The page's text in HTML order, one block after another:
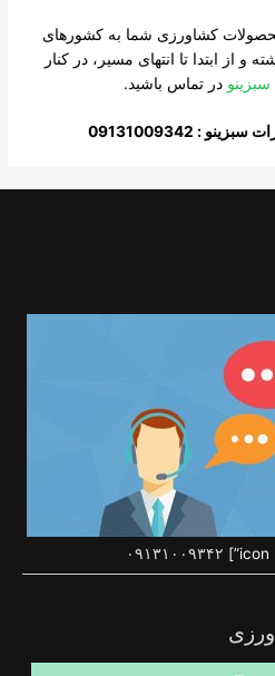
کشاورزی شما به کشورهای
از ابتدا تا انتهای مسیر، در کنار
سبزینو در تماس باشید.
: 09131009342
۰۹۱۳۱۰۰۹۳۴۲